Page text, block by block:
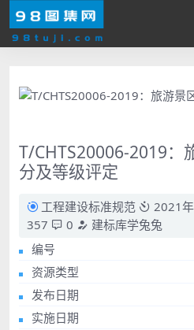
T/CHTS20006-2019：
分及等级评定
工程建设标准规范
2021
357
0
建标库学兔兔
编号
资源类型
发布日期
实施日期